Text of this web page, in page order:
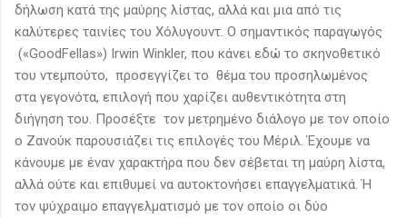
δήλωση κατά της μαύρης λίστας, αλλά και μια από τις
καλύτερες ταινίες του Χόλυγουντ. Ο σημαντικός παραγωγός
(«GoodFellas») Irwin Winkler, που κάνει εδώ το σκηνοθετικό
του ντεμπούτο, προσεγγίζει το θέμα του προσηλωμένος
στα γεγονότα, επιλογή που χαρίζει αυθεντικότητα στη
διήγηση του. Προσέξτε τον μετρημένο διάλογο με τον οποίο
ο Ζανούκ παρουσιάζει τις επιλογές του Μέριλ. Έχουμε να
κάνουμε με έναν χαρακτήρα που δεν σέβεται τη μαύρη λίστα,
αλλά ούτε και επιθυμεί να αυτοκτονήσει επαγγελματικά. Ή
τον ψύχραιμο επαγγελματισμό με τον οποίο οι δύο